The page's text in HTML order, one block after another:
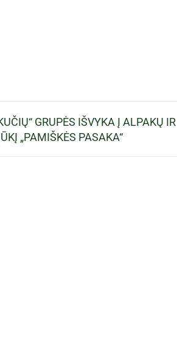
GRUPĖS IŠVYKA Į ALPAKŲ IR
„PAMIŠKĖS PASAKA“